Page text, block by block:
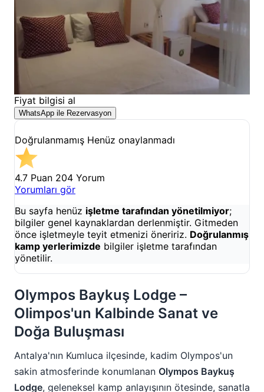
Fiyat bilgisi al
WhatsApp ile Rezervasyon
Doğrulanmamış Henüz onaylanmadı
4.7 Puan 204 Yorum
Yorumları gör
Bu sayfa henüz işletme tarafından yönetilmiyor;
bilgiler genel kaynaklardan derlenmiştir. Gitmeden
önce işletmeyle teyit etmenizi öneririz. Doğrulanmış
kamp yerlerimizde bilgiler işletme tarafından
yönetilir.
Olympos Baykuş Lodge –
Olimpos'un Kalbinde Sanat ve
Doğa Buluşması
Antalya'nın Kumluca ilçesinde, kadim Olympos'un
sakin atmosferinde konumlanan Olympos Baykuş
Lodge, geleneksel kamp anlayışının ötesinde, sanatla